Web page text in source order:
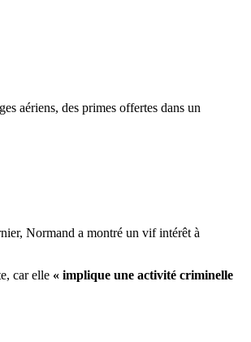
aériens, des primes offertes dans un
Normand a montré un vif intérêt à
car elle « implique une activité criminelle